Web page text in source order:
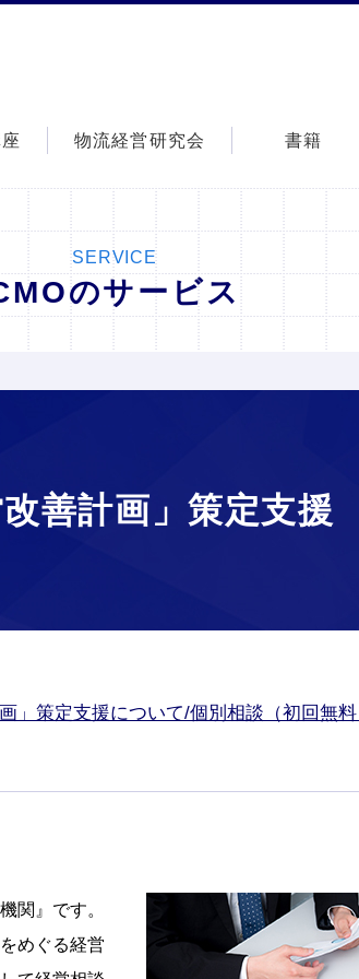
物流経営研究会 書籍
SERVICE
のサービス
改善計画」策定支援
画」策定支援について/個別相談（初回無
関』です。
めぐる経営